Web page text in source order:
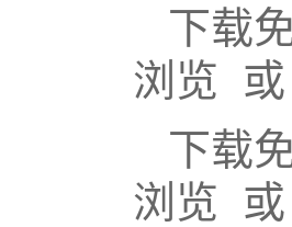
下载
浏览 或
下载
浏览 或